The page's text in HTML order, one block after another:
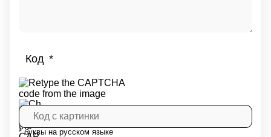
Код
* буквы на русском языке